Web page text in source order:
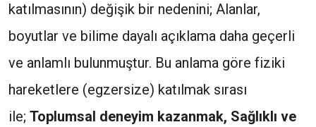
katılmasının) değişik bir nedenini; Alanlar,
boyutlar ve bilime dayalı açıklama daha geçerli
ve anlamlı bulunmuştur. Bu anlama göre fiziki
hareketlere (egzersize) katılmak sırası
ile; Toplumsal deneyim kazanmak, Sağlıklı ve